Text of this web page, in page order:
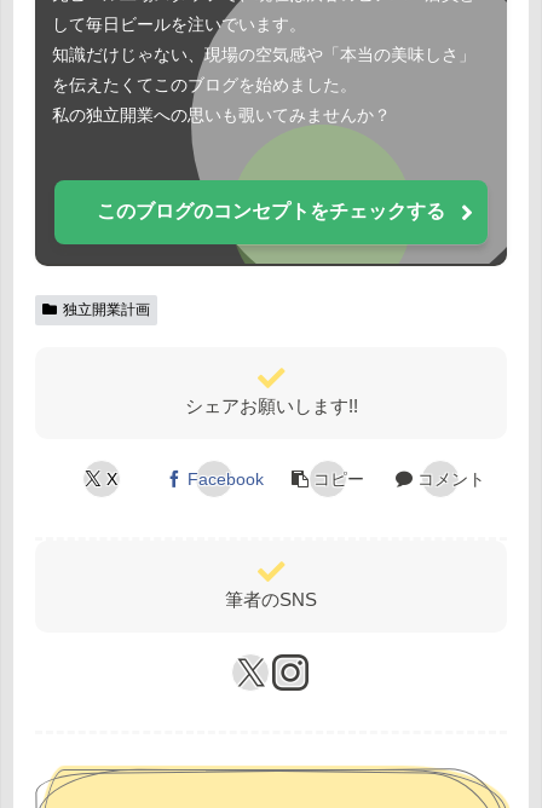
して毎日ビールを注いでいます。
知識だけじゃない、現場の空気感や「本当の美味しさ」
を伝えたくてこのブログを始めました。
私の独立開業への思いも覗いてみませんか？
このブログのコンセプトをチェックする
独立開業計画
シェアお願いします!!
X Facebook コピー コメント
筆者のSNS